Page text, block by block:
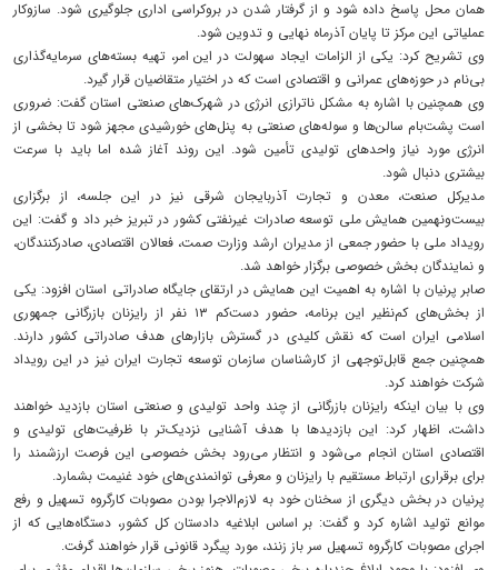
همان محل پاسخ داده شود و از گرفتار شدن در بروکراسی اداری جلوگیری شود. سازوکار
عملیاتی این مرکز تا پایان آذرماه نهایی و تدوین شود.
وی تشریح کرد: یکی از الزامات ایجاد سهولت در این امر، تهیه بسته‌های سرمایه‌گذاری
بی‌نام در حوزه‌های عمرانی و اقتصادی است که در اختیار متقاضیان قرار گیرد.
وی همچنین با اشاره به مشکل ناترازی انرژی در شهرک‌های صنعتی استان گفت: ضروری
است پشت‌بام سالن‌ها و سوله‌های صنعتی به پنل‌های خورشیدی مجهز شود تا بخشی از
انرژی مورد نیاز واحدهای تولیدی تأمین شود. این روند آغاز شده اما باید با سرعت
بیشتری دنبال شود.
مدیرکل صنعت، معدن و تجارت آذربایجان شرقی نیز در این جلسه، از برگزاری
بیست‌ونهمین همایش ملی توسعه صادرات غیرنفتی کشور در تبریز خبر داد و گفت: این
رویداد ملی با حضور جمعی از مدیران ارشد وزارت صمت، فعالان اقتصادی، صادرکنندگان،
و نمایندگان بخش خصوصی برگزار خواهد شد.
صابر پرنیان با اشاره به اهمیت این همایش در ارتقای جایگاه صادراتی استان افزود: یکی
از بخش‌های کم‌نظیر این برنامه، حضور دست‌کم ۱۳ نفر از رایزنان بازرگانی جمهوری
اسلامی ایران است که نقش کلیدی در گسترش بازارهای هدف صادراتی کشور دارند.
همچنین جمع قابل‌توجهی از کارشناسان سازمان توسعه تجارت ایران نیز در این رویداد
شرکت خواهند کرد.
وی با بیان اینکه رایزنان بازرگانی از چند واحد تولیدی و صنعتی استان بازدید خواهند
داشت، اظهار کرد: این بازدیدها با هدف آشنایی نزدیک‌تر با ظرفیت‌های تولیدی و
اقتصادی استان انجام می‌شود و انتظار می‌رود بخش خصوصی این فرصت ارزشمند را
برای برقراری ارتباط مستقیم با رایزنان و معرفی توانمندی‌های خود غنیمت بشمارد.
پرنیان در بخش دیگری از سخنان خود به لازم‌الاجرا بودن مصوبات کارگروه تسهیل و رفع
موانع تولید اشاره کرد و گفت: بر اساس ابلاغیه دادستان کل کشور، دستگاه‌هایی که از
اجرای مصوبات کارگروه تسهیل سر باز زنند، مورد پیگرد قانونی قرار خواهند گرفت.